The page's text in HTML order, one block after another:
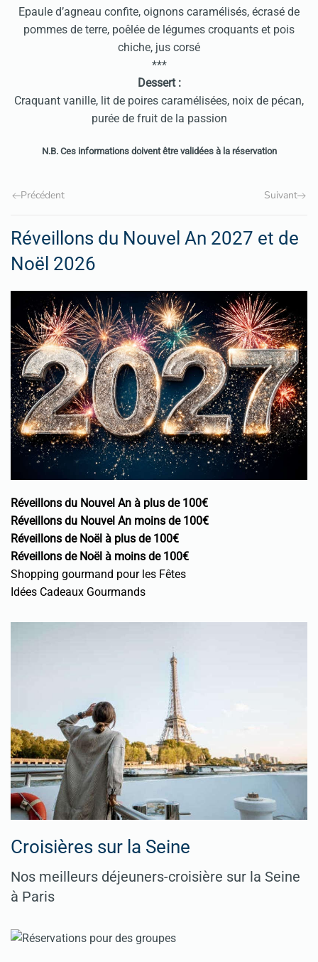
Epaule d’agneau confite, oignons caramélisés, écrasé de
pommes de terre, poêlée de légumes croquants et pois
chiche, jus corsé
***
Dessert :
Craquant vanille, lit de poires caramélisées, noix de pécan,
purée de fruit de la passion
N.B. Ces informations doivent être validées à la réservation
Précédent Suivant
Réveillons du Nouvel An 2027 et de
Noël 2026
Réveillons du Nouvel An à plus de 100€
Réveillons du Nouvel An moins de 100€
Réveillons de Noël à plus de 100€
Réveillons de Noël à moins de 100€
Shopping gourmand pour les Fêtes
Idées Cadeaux Gourmands
Croisières sur la Seine
Nos meilleurs déjeuners-croisière sur la Seine
à Paris